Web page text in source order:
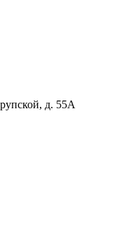
д. 55А